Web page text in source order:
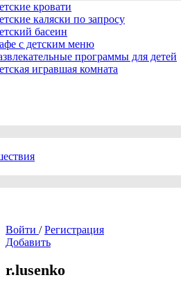
кровати
каляски по запросу
басеин
с детским меню
программы для детей
игравшая комната
Войти / Регистрация
Добавить
r.lusenko